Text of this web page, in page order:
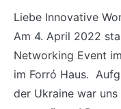
Liebe Innovative
Am 4. April 2022
Networking Event
im Forró Haus.
der Ukraine war